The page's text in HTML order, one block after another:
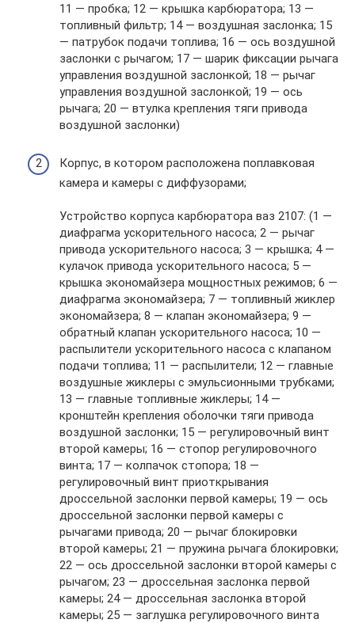
11 — пробка; 12 — крышка карбюратора; 13 —
топливный фильтр; 14 — воздушная заслонка; 15
— патрубок подачи топлива; 16 — ось воздушной
заслонки с рычагом; 17 — шарик фиксации рычага
управления воздушной заслонкой; 18 — рычаг
управления воздушной заслонкой; 19 — ось
рычага; 20 — втулка крепления тяги привода
воздушной заслонки)
Корпус, в котором расположена поплавковая
камера и камеры с диффузорами;
Устройство корпуса карбюратора ваз 2107: (1 —
диафрагма ускорительного насоса; 2 — рычаг
привода ускорительного насоса; 3 — крышка; 4 —
кулачок привода ускорительного насоса; 5 —
крышка экономайзера мощностных режимов; 6 —
диафрагма экономайзера; 7 — топливный жиклер
экономайзера; 8 — клапан экономайзера; 9 —
обратный клапан ускорительного насоса; 10 —
распылители ускорительного насоса с клапаном
подачи топлива; 11 — распылители; 12 — главные
воздушные жиклеры с эмульсионными трубками;
13 — главные топливные жиклеры; 14 —
кронштейн крепления оболочки тяги привода
воздушной заслонки; 15 — регулировочный винт
второй камеры; 16 — стопор регулировочного
винта; 17 — колпачок стопора; 18 —
регулировочный винт приоткрывания
дроссельной заслонки первой камеры; 19 — ось
дроссельной заслонки первой камеры с
рычагами привода; 20 — рычаг блокировки
второй камеры; 21 — пружина рычага блокировки;
22 — ось дроссельной заслонки второй камеры с
рычагом; 23 — дроссельная заслонка первой
камеры; 24 — дроссельная заслонка второй
камеры; 25 — заглушка регулировочного винта